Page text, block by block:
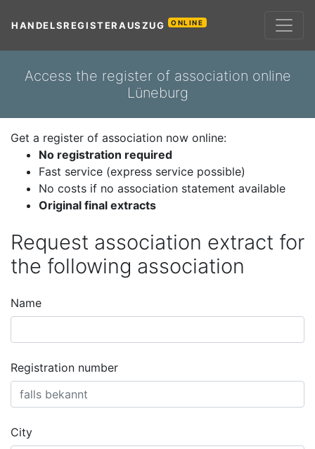
HANDELSREGISTERAUSZUG ONLINE
Access the register of association online
Lüneburg
Get a register of association now online:
No registration required
Fast service (express service possible)
No costs if no association statement available
Original final extracts
Request association extract for
the following association
Name
Registration number
City